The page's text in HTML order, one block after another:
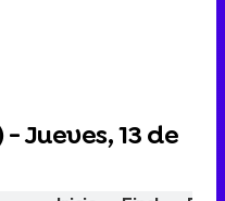
- Jueves, 13 de